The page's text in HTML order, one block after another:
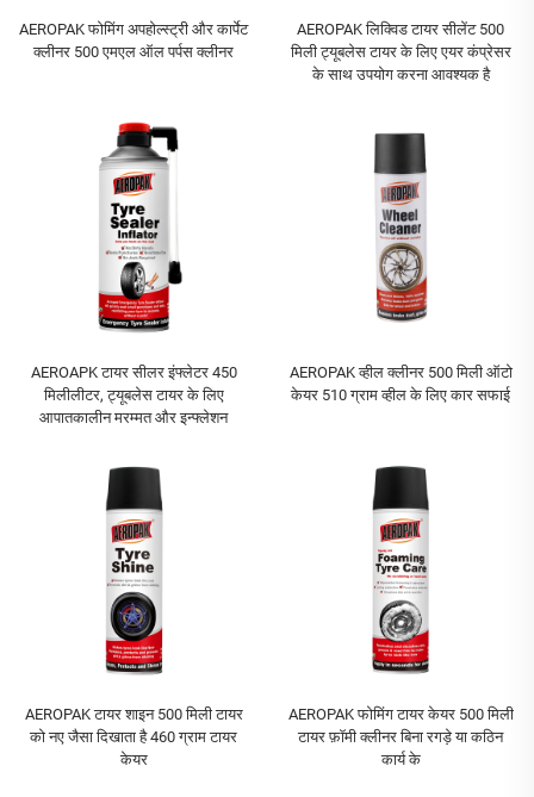
AEROPAK फोमिंग अपहोल्स्ट्री और कार्पेट
क्लीनर 500 एमएल ऑल पर्पस क्लीनर
AEROPAK लिक्विड टायर सीलेंट 500
मिली ट्यूबलेस टायर के लिए एयर कंप्रेसर
के साथ उपयोग करना आवश्यक है
AEROAPK टायर सीलर इंफ्लेटर 450
मिलीलीटर, ट्यूबलेस टायर के लिए
आपातकालीन मरम्मत और इन्फ्लेशन
AEROPAK व्हील क्लीनर 500 मिली ऑटो
केयर 510 ग्राम व्हील के लिए कार सफाई
AEROPAK टायर शाइन 500 मिली टायर
को नए जैसा दिखाता है 460 ग्राम टायर
केयर
AEROPAK फोमिंग टायर केयर 500 मिली
टायर फ़ॉमी क्लीनर बिना रगड़े या कठिन
कार्य के